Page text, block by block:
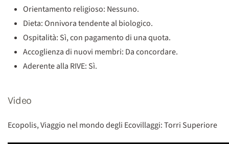
Orientamento religioso: Nessuno.
Dieta: Onnivora tendente al biologico.
Ospitalità: Sì, con pagamento di una quota.
Accoglienza di nuovi membri: Da concordare.
Aderente alla RIVE: Sì.
Video
Ecopolis, Viaggio nel mondo degli Ecovillaggi: Torri Superiore